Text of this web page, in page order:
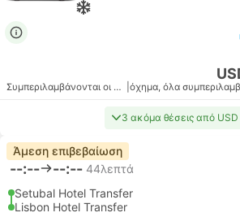
Συμπεριλαμβάνονται οι φόροι
3 ακόμα θέσεις από USD
Άμεση επιβεβαίωση
--:-- --:-- 44λεπτά
Setubal Hotel Transfer
Lisbon Hotel Transfer